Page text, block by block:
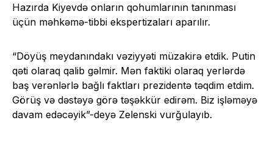
Hazırda Kiyevdə onların qohumlarının tanınması
üçün məhkəmə-tibbi ekspertizaları aparılır.
“Döyüş meydanındakı vəziyyəti müzakirə etdik. Putin
qəti olaraq qalib gəlmir. Mən faktiki olaraq yerlərdə
baş verənlərlə bağlı faktları prezidentə təqdim etdim.
Görüş və dəstəyə görə təşəkkür edirəm. Biz işləməyə
davam edəcəyik”-deyə Zelenski vurğulayıb.